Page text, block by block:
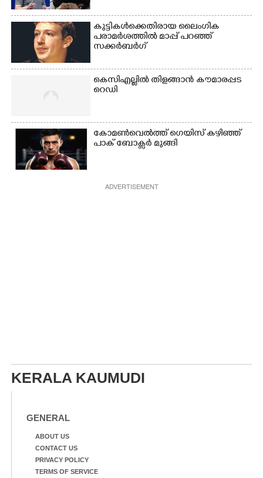
കുട്ടികൾക്കെതിരായ ലൈംഗിക
പരാമർശത്തിൽ മാപ്പ് പറഞ്ഞ്
സക്കർബർഗ്
കെസിഎല്ലിൽ തിളങ്ങാൻ കൗമാരപ്പട
റെഡി
കോമൺവെൽത്ത് ഗെയിസ് കഴിഞ്ഞ്
പാക് ബോക്സർ മുങ്ങി
ADVERTISEMENT
KERALA KAUMUDI
GENERAL
ABOUT US
CONTACT US
PRIVACY POLICY
TERMS OF SERVICE